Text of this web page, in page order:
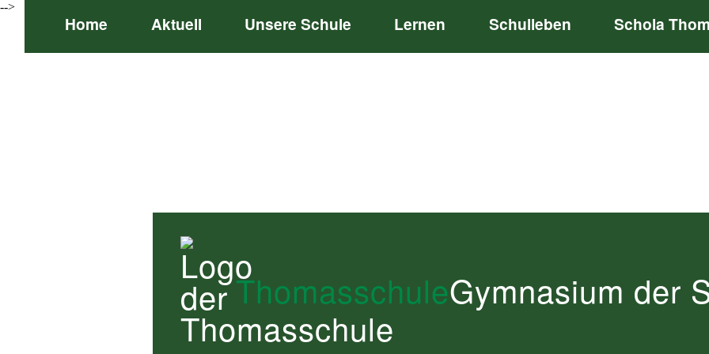
Home Aktuell Unsere Schule Lernen Schulleben Schola
ThomasschuleGymnasium der
-->
ThomasschuleGymnasium der